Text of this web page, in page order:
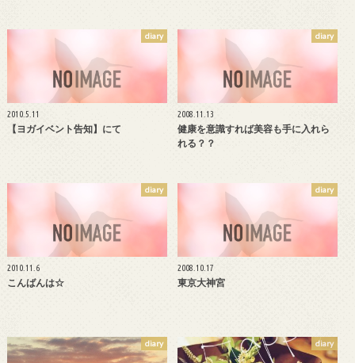
diary
2010.5.11
【ヨガイベント告知】にて
diary
2008.11.13
健康を意識すれば美容も手に入れら
れる？？
diary
2010.11.6
こんばんは☆
diary
2008.10.17
東京大神宮
diary diary